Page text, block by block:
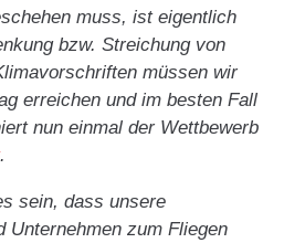
muss, ist eigentlich
bzw. Streichung von
müssen wir
erreichen und im besten Fall
nun einmal der Wettbewerb
.
sein, dass unsere
Unternehmen zum Fliegen